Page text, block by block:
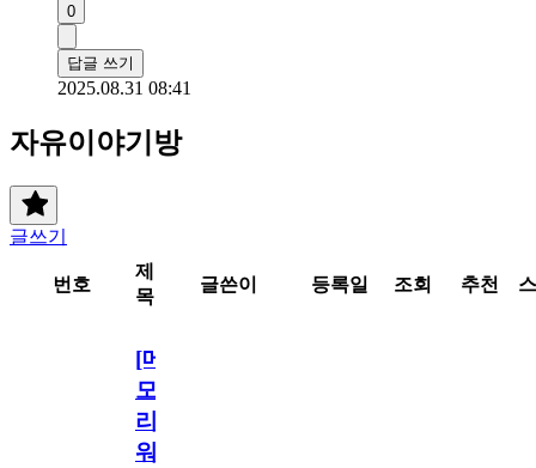
0
답글 쓰기
2025.08.31 08:41
자유이야기방
글쓰기
번호
제
목
글쓴이 등록일 조회 추천
[메
모
리
워